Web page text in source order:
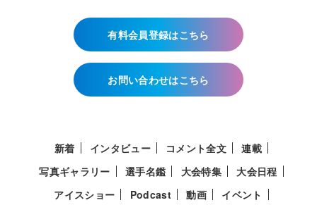
有料会員登録はこちら
お問い合わせはこちら
新着 インタビュー コメント全文
連載
写真ギャラリー
選手名鑑 大会特集
大会日程
アイスショー
Podcast 動画 イベント